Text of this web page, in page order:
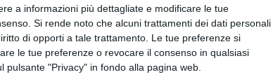
a informazioni più dettagliate e modificare le tue
Si rende noto che alcuni trattamenti dei dati personali
di opporti a tale trattamento. Le tue preferenze si
le tue preferenze o revocare il consenso in qualsiasi
"Privacy" in fondo alla pagina web.
da Michele Stella, il
sua perizia - ha affermato
in consiglio
dei piani particolareggiati